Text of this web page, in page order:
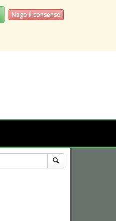
Nego il consenso